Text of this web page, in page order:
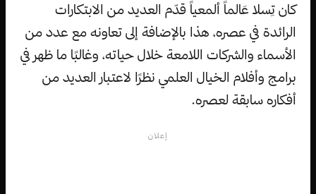
كان تِسلا عَالماً ألمعياً قدّم العديد من الابتكارات
الرائدة في عصره، هذا بالإضافة إلى تعاونه مع عدد من
الأسماء والشركات اللامعة خلال حياته، وغالبًا ما ظهر في
برامج وأفلام الخيال العلمي نظرًا لاعتبار العديد من
أفكاره سابقة لعصره.
إعلان